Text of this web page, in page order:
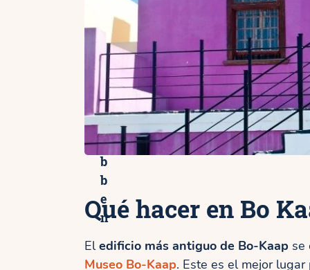
I
s
a
o
b
b
e
n
Qué hacer en Bo
Eledificio más antiguo de Bo-Kaap se
Museo Bo-Kaap. Este es el mejor